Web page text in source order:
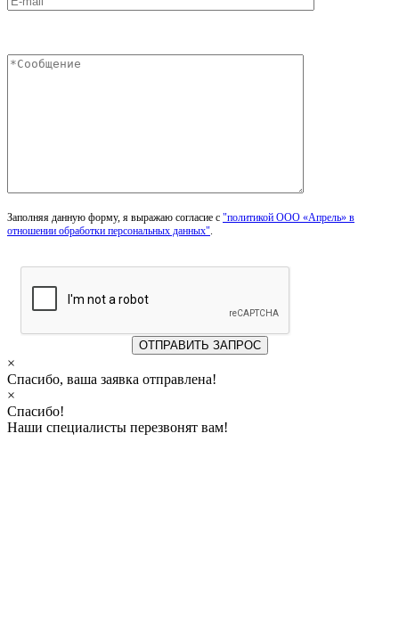
Заполняя данную форму, я выражаю согласие с "политикой ООО «Апрель» в
отношении обработки персональных данных".
×
Спасибо, ваша заявка отправлена!
×
Спасибо!
Наши специалисты перезвонят вам!